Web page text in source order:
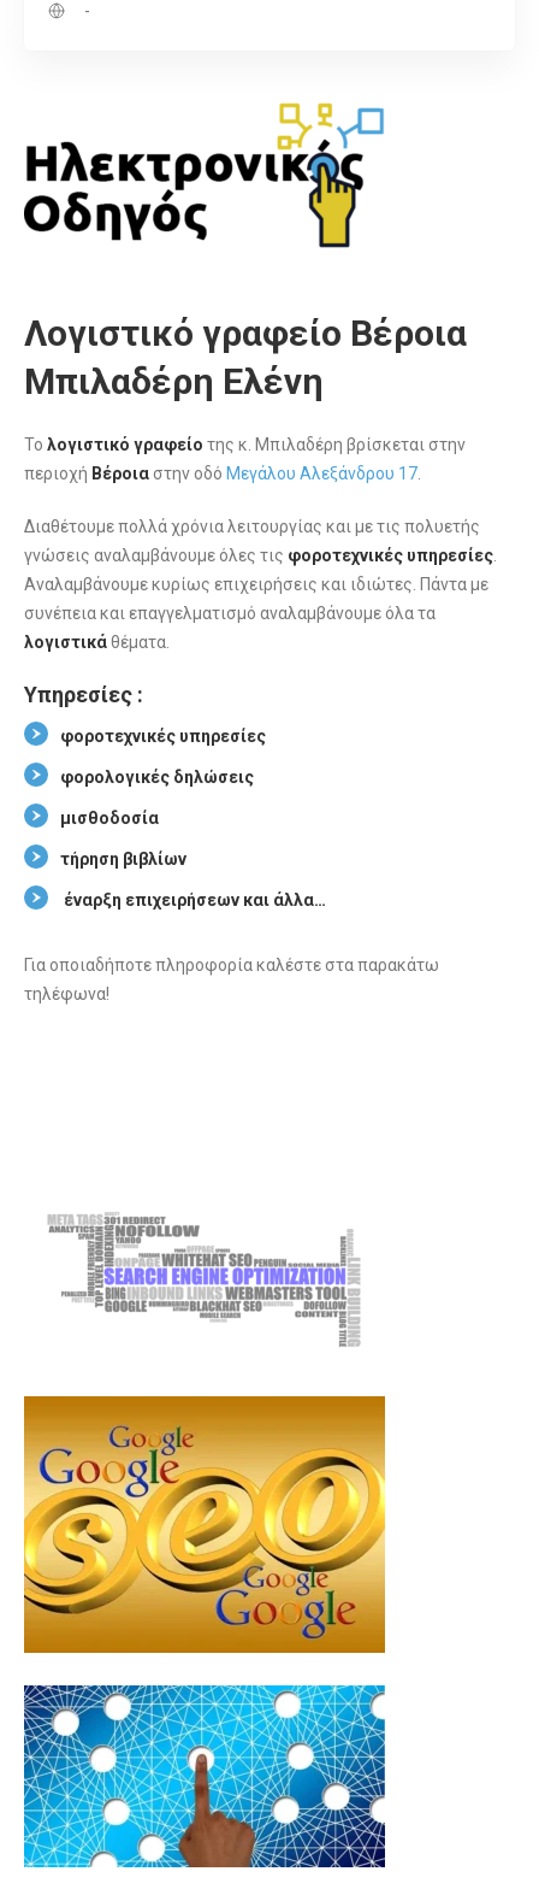
-
Λογιστικό γραφείο Βέροια
Μπιλαδέρη Ελένη
Το λογιστικό γραφείο της κ. Μπιλαδέρη βρίσκεται στην
περιοχή Βέροια στην οδό Μεγάλου Αλεξάνδρου 17.
Διαθέτουμε πολλά χρόνια λειτουργίας και με τις πολυετής
γνώσεις αναλαμβάνουμε όλες τις φοροτεχνικές υπηρεσίες.
Αναλαμβάνουμε κυρίως επιχειρήσεις και ιδιώτες. Πάντα με
συνέπεια και επαγγελματισμό αναλαμβάνουμε όλα τα
λογιστικάθέματα.
Υπηρεσίες :
φοροτεχνικές υπηρεσίες
φορολογικές δηλώσεις
μισθοδοσία
τήρηση βιβλίων
έναρξη επιχειρήσεων και άλλα…
Για οποιαδήποτε πληροφορία καλέστε στα παρακάτω
τηλέφωνα!